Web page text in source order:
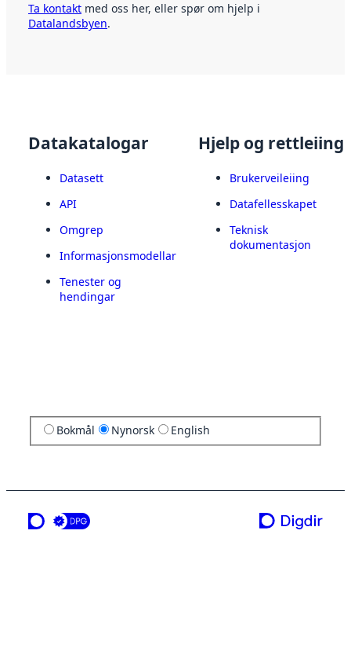
Ta kontakt med oss her, eller spør om hjelp i
Datalandsbyen.
Datakatalogar
Datasett
API
Omgrep
Informasjonsmodellar
Tenester og
hendingar
Hjelp og rettleiing
Brukerveileiing
Datafellesskapet
Teknisk
dokumentasjon
Bokmål Nynorsk English